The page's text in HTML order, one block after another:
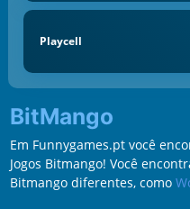
Playcell
BitMango
Em Funnygames.pt você
Jogos Bitmango! Você
Bitmango diferentes, como